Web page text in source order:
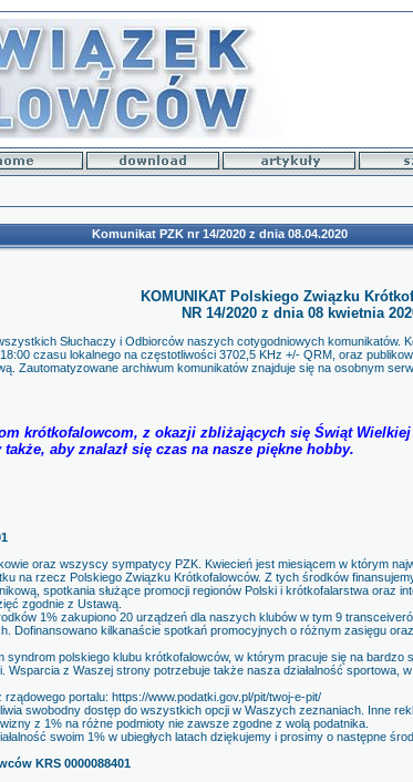
Komunikat PZK nr 14/2020 z dnia 08.04.2020
KOMUNIKAT Polskiego Związku
NR 14/2020 z dnia 08 kwietnia
Słuchaczy i Odbiorców naszych cotygodniowych komunikatów.
czasu lokalnego na częstotliwości 3702,5 KHz +/- QRM, oraz
Zautomatyzowane archiwum komunikatów znajduje się na osobnym
krótkofalowcom, z okazji zbliżających się Świąt
aby znalazł się czas na nasze piękne hobby.
oraz wszyscy sympatycy PZK. Kwiecień jest miesiącem w którym
na rzecz Polskiego Związku Krótkofalowców. Z tych środków
spotkania służące promocji regionów Polski i krótkofalarstwa oraz
zgodnie z Ustawą.
1% zakupiono 20 urządzeń dla naszych klubów w tym 9
Dofinansowano kilkanaście spotkań promocyjnych o różnym zasięgu
polskiego klubu krótkofalowców, w którym pracuje się na bardzo
Wsparcia z Waszej strony potrzebuje także nasza działalność sportowa,
portalu: https://www.podatki.gov.pl/pit/twoj-e-pit/
swobodny dostęp do wszystkich opcji w Waszych zeznaniach. Inne
z 1% na różne podmioty nie zawsze zgodne z wolą podatnika.
swoim 1% w ubiegłych latach dziękujemy i prosimy o następne
KRS 0000088401